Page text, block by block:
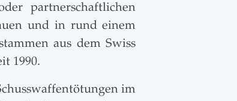
partnerschaftlichen
und in rund einem
aus dem Swiss
1990.
im